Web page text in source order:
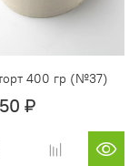
400 гр (№37)
₽